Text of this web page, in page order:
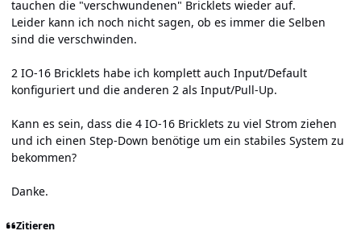
tauchen die "verschwundenen" Bricklets wieder auf.
Leider kann ich noch nicht sagen, ob es immer die Selben
sind die verschwinden.
2 IO-16 Bricklets habe ich komplett auch Input/Default
konfiguriert und die anderen 2 als Input/Pull-Up.
Kann es sein, dass die 4 IO-16 Bricklets zu viel Strom ziehen
und ich einen Step-Down benötige um ein stabiles System zu
bekommen?
Danke.
Zitieren